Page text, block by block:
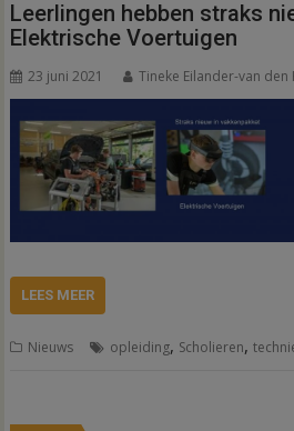
Leerlingen hebben straks
Elektrische Voertuigen
23 juni 2021 Tineke Eilander-van den
LEES MEER
Nieuws opleiding, Scholieren,